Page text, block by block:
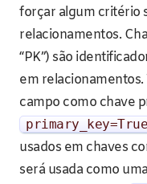
forçar algum critério
relacionamentos.
“PK”) são
em
campo como chave
primary_key=True
usados em chaves
será usada como